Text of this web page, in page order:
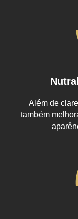
Além de
também